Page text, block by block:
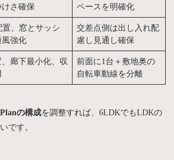
さ確保
ペースを明確化
、窓とサッシ
風強化
交差点側は出し入れ配
慮し見通し確保
廊下最小化、収
前面に1台＋敷地奥の
自転車動線を分離
Planの構成を調整すれば、6LDKでもLDKの
です。